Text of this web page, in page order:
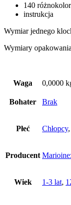
140
instrukcja
Wymiar jednego
Wymiary
Waga 0,0000
Bohater Brak
Płeć Chłopcy,
Producent
Wiek 1-3 lat,